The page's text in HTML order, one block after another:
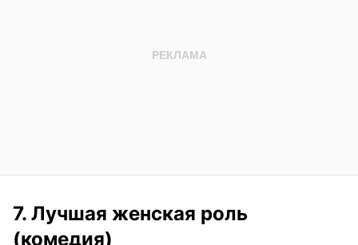
7. Лучшая женская роль
(комедия)